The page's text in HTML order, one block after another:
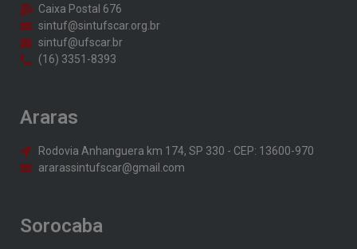
Caixa Postal 676
sintuf@sintufscar.org.br
sintuf@ufscar.br
(16) 3351-8393
Araras
Rodovia Anhanguera km 174, SP 330 - CEP: 13600-970
ararassintufscar@gmail.com
Sorocaba